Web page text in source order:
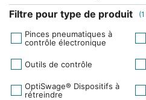
Filtre pour type de produit (1
Pinces pneumatiques à
contrôle électronique
Outils de contrôle
OptiSwage® Dispositifs à
rétreindre